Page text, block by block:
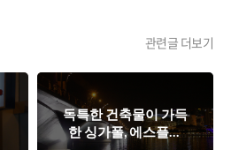
관련글 더보기
독특한 건축물이 가득
한 싱가폴, 에스플러